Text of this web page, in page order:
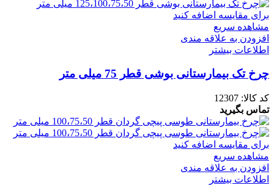
برای مقایسه اضافه کنید
مشاهده سریع
افزودن به علاقه مندی
اطلاعات بیشتر
چرخ تک بیمارستانی بوشی قطر 75 میلی متر
کد کالا: 12307
تماس بگیرید
برای مقایسه اضافه کنید
مشاهده سریع
افزودن به علاقه مندی
اطلاعات بیشتر